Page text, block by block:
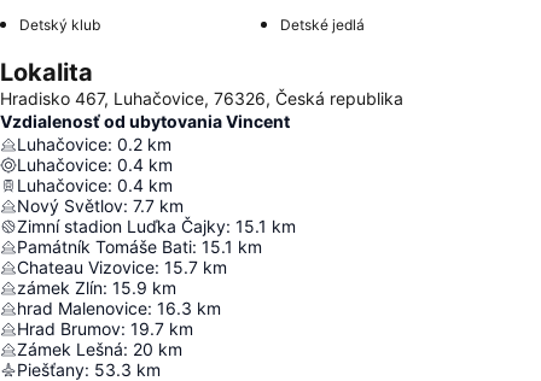
Detský klub Detské jedlá
Lokalita
Hradisko 467, Luhačovice, 76326, Česká republika
Vzdialenosť od ubytovania Vincent
Luhačovice: 0.2 km
Luhačovice: 0.4 km
Luhačovice: 0.4 km
Nový Světlov: 7.7 km
Zimní stadion Luďka Čajky: 15.1 km
Památník Tomáše Bati: 15.1 km
Chateau Vizovice: 15.7 km
zámek Zlín: 15.9 km
hrad Malenovice: 16.3 km
Hrad Brumov: 19.7 km
Zámek Lešná: 20 km
Piešťany: 53.3 km